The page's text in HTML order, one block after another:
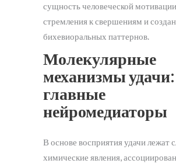
сущность человеческой
стремления к свершениям и
бихевиоральных паттернов.
Молекулярные
механизмы удачи:
главные
нейромедиаторы
В основе восприятия удачи лежат
химические явления,